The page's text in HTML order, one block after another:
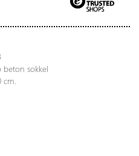
beton sokkel
cm.